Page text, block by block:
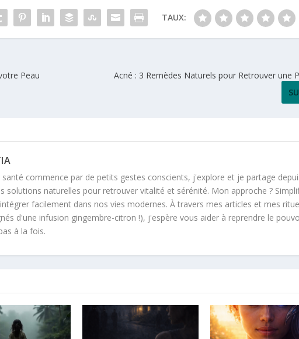
TAUX:
Peau
Acné : 3 Remèdes Naturels pour Retrouver une
santé commence par de petits gestes conscients, j'explore et je partage
solutions naturelles pour retrouver vitalité et sérénité. Mon approche ?
facilement dans nos vies modernes. À travers mes articles et mes
d'une infusion gingembre-citron !), j'espère vous aider à reprendre le
à la fois.